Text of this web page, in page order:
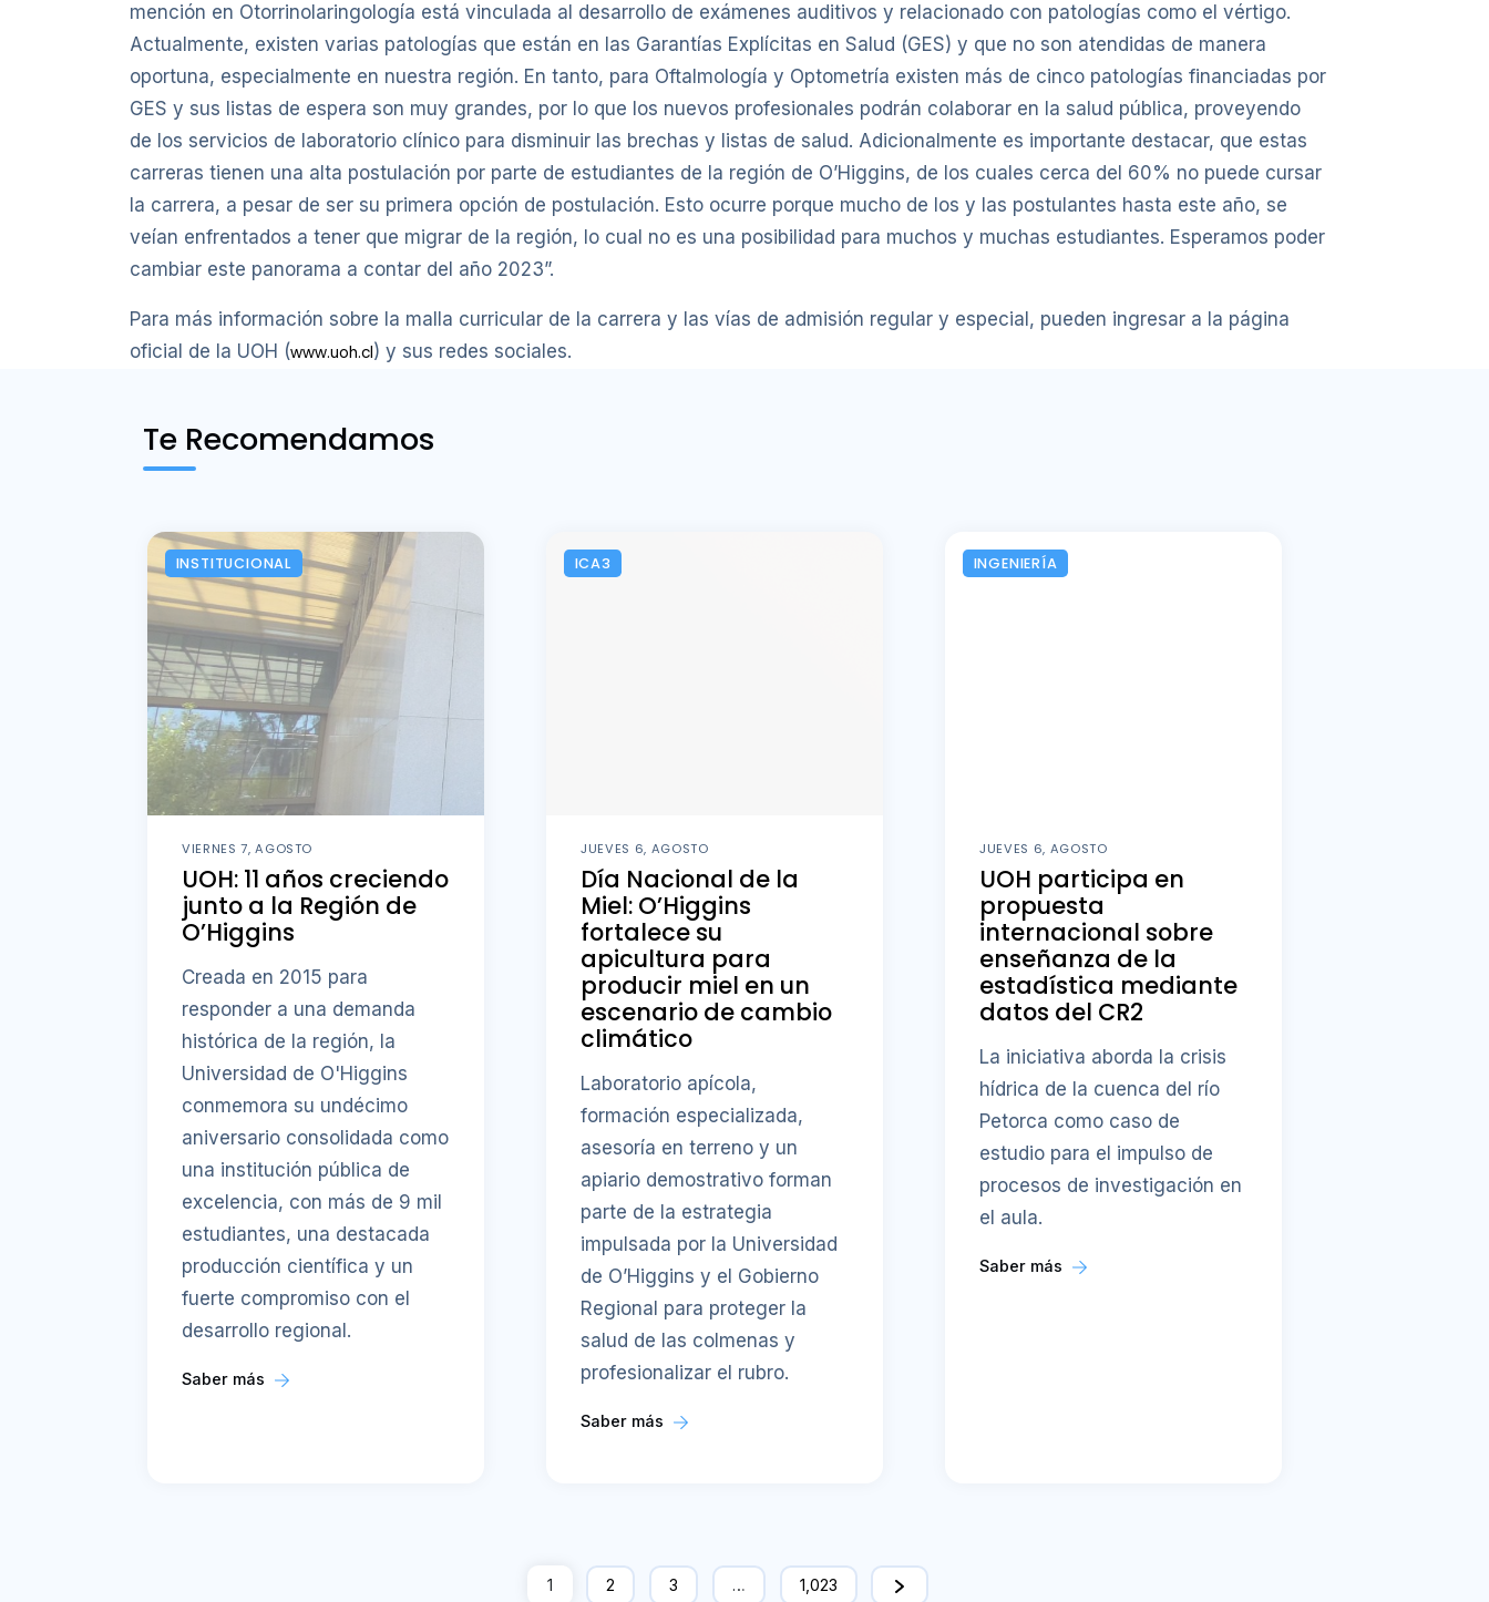
mención en Otorrinolaringología está vinculada al desarrollo de exámenes auditivos y relacionado con patologías como el vértigo.
Actualmente, existen varias patologías que están en las Garantías Explícitas en Salud (GES) y que no son atendidas de manera
oportuna, especialmente en nuestra región. En tanto, para Oftalmología y Optometría existen más de cinco patologías financiadas por
GES y sus listas de espera son muy grandes, por lo que los nuevos profesionales podrán colaborar en la salud pública, proveyendo
de los servicios de laboratorio clínico para disminuir las brechas y listas de salud. Adicionalmente es importante destacar, que estas
carreras tienen una alta postulación por parte de estudiantes de la región de O’Higgins, de los cuales cerca del 60% no puede cursar
la carrera, a pesar de ser su primera opción de postulación. Esto ocurre porque mucho de los y las postulantes hasta este año, se
veían enfrentados a tener que migrar de la región, lo cual no es una posibilidad para muchos y muchas estudiantes. Esperamos poder
cambiar este panorama a contar del año 2023”.
Para más información sobre la malla curricular de la carrera y las vías de admisión regular y especial, pueden ingresar a la página
oficial de la UOH (www.uoh.cl) y sus redes sociales.
Te Recomendamos
INSTITUCIONAL
VIERNES 7, AGOSTO
UOH: 11 años creciendo
junto a la Región de
O’Higgins
Creada en 2015 para
responder a una demanda
histórica de la región, la
Universidad de O'Higgins
conmemora su undécimo
aniversario consolidada como
una institución pública de
excelencia, con más de 9 mil
estudiantes, una destacada
producción científica y un
fuerte compromiso con el
desarrollo regional.
Saber más
ICA3
JUEVES 6, AGOSTO
Día Nacional de la
Miel: O’Higgins
fortalece su
apicultura para
producir miel en un
escenario de cambio
climático
Laboratorio apícola,
formación especializada,
asesoría en terreno y un
apiario demostrativo forman
parte de la estrategia
impulsada por la Universidad
de O’Higgins y el Gobierno
Regional para proteger la
salud de las colmenas y
profesionalizar el rubro.
Saber más
INGENIERÍA
JUEVES 6, AGOSTO
UOH participa en
propuesta
internacional sobre
enseñanza de la
estadística mediante
datos del CR2
La iniciativa aborda la crisis
hídrica de la cuenca del río
Petorca como caso de
estudio para el impulso de
procesos de investigación en
el aula.
Saber más
1 2 3 … 1,023